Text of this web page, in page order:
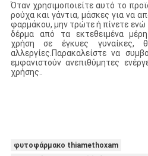
Όταν χρησιμοποιείτε αυτό το
ρούχα και γάντια, μάσκες για να
φαρμάκου, μην τρώτε ή πίνετε ενώ
δέρμα από τα εκτεθειμένα
χρήση σε έγκυες γυναίκες,
αλλεργίες.Παρακαλείστε να
εμφανιστούν ανεπιθύμητες
χρήσης..
φυτοφάρμακο thiamethoxam